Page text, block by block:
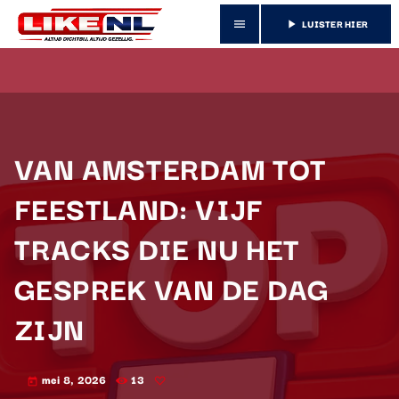
menu play_arrow LUISTER HIER
VAN AMSTERDAM TOT
FEESTLAND: VIJF
TRACKS DIE NU HET
GESPREK VAN DE DAG
ZIJN
today mei 8, 2026 13